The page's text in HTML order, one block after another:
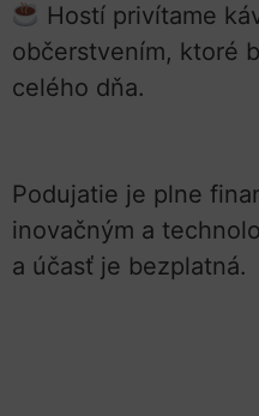
Hostí privítame
občerstvením, ktoré
celého dňa.
Podujatie je plne
inovačným a
a účasť je bezplatná.